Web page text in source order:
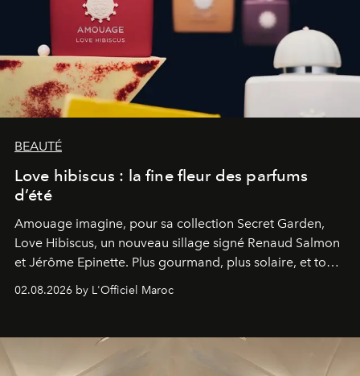
BEAUTÉ
Love hibiscus : la fine fleur des parfums
d’été
Amouage imagine, pour sa collection Secret Garden,
Love Hibiscus, un nouveau sillage signé Renaud Salmon
et Jérôme Epinette. Plus gourmand, plus solaire, et tout
02.08.2026 by L'Officiel Maroc